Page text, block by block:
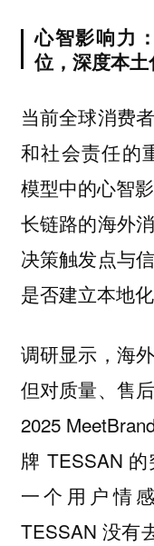
心智影响力
位，深度本
当前全球消费
和社会责任的
模型中的心智
长链路的海外
决策触发点与
是否建立本地
调研显示，海
但对质量、售
2025
牌 TESSAN
一个用户情
TESSAN 没有